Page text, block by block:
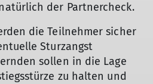
der Partnercheck.
die Teilnehmer sicher
Sturzangst
sollen in die Lage
zu halten und